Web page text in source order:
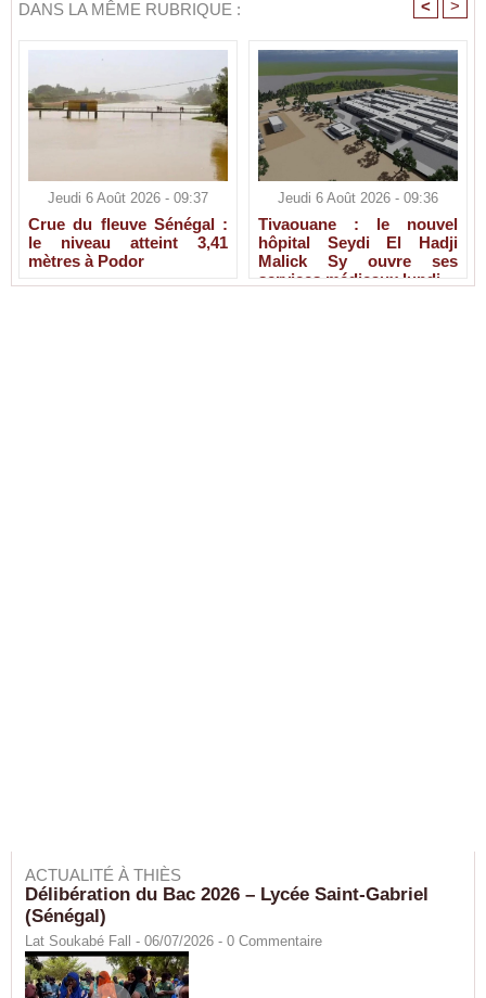
DANS LA MÊME RUBRIQUE : < >
Jeudi 6 Août 2026 - 09:37
Crue du fleuve Sénégal :
le niveau atteint 3,41
mètres à Podor
Jeudi 6 Août 2026 - 09:36
Tivaouane : le nouvel
hôpital Seydi El Hadji
Malick Sy ouvre ses
services médicaux lundi
ACTUALITÉ À THIÈS
Délibération du Bac 2026 – Lycée Saint-Gabriel
(Sénégal)
Lat Soukabé Fall - 06/07/2026 - 0 Commentaire